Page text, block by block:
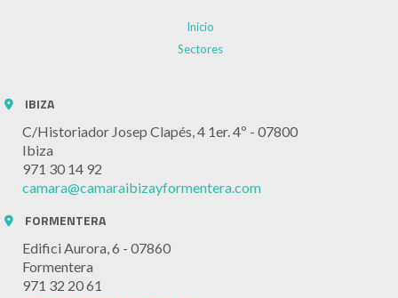
Inicio
Sectores
IBIZA
C/Historiador Josep Clapés, 4 1er. 4º - 07800
Ibiza
971 30 14 92
camara@camaraibizayformentera.com
FORMENTERA
Edifici Aurora, 6 - 07860
Formentera
971 32 20 61